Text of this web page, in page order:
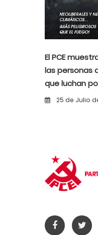
El PCE
las personas
que luchan
incendios
25 de Julio